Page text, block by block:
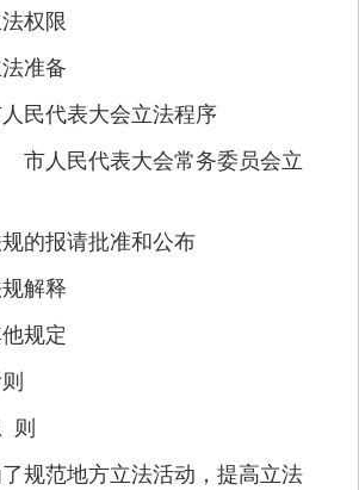
权限
准备
代表大会立法程序
民代表大会常务委员会立
报请批准和公布
解释
规定
则
范地方立法活动，提高立法